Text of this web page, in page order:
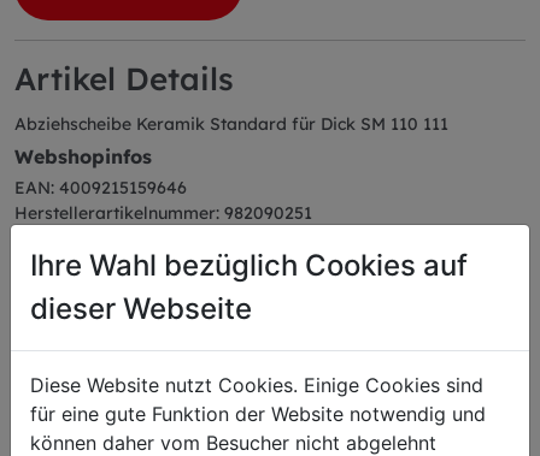
Artikel Details
Abziehscheibe Keramik Standard für Dick SM 110 111
Webshopinfos
EAN: 4009215159646
Herstellerartikelnummer: 982090251
Das könnte Sie auch
interessieren
Ihre Wahl bezüglich Cookies auf
dieser Webseite
Diese Website nutzt Cookies. Einige Cookies sind
für eine gute Funktion der Website notwendig und
können daher vom Besucher nicht abgelehnt